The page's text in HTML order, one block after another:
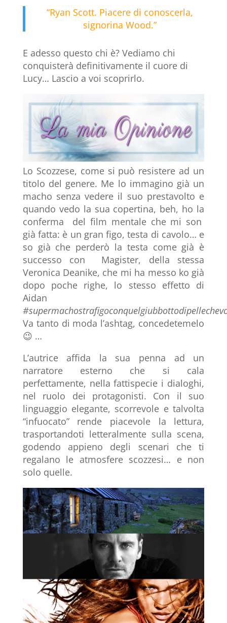
“Ryan Scott. Piacere di conoscerla,
signorina Wood.”
E adesso questo chi è? Vediamo chi
conquisterà definitivamente il cuore di
Lucy… Lascio a voi scoprirlo.
Lo Scozzese, come si può resistere ad un
titolo del genere. Me lo immagino già un
macho senza vedere il suo prestavolto e
quando vedo la sua copertina, beh, ho la
conferma del film mentale che mi son
già fatta: è un gran figo, testa di cavolo… e
so già che perderò la testa come già è
successo con Magister, della stessa
Veronica Deanike, che mi ha messo ko già
dopo poche righe, lo stesso effetto di
Aidan
Va tanto di moda l’ashtag, concedetemelo
😉 …
L’autrice affida la sua penna ad un
narratore esterno che si cala
perfettamente, nella fattispecie i dialoghi,
nel ruolo dei protagonisti. Con il suo
linguaggio elegante, scorrevole e talvolta
“infuocato” rende piacevole la lettura,
trasportandoti letteralmente sulla scena,
godendo appieno degli scenari che ti
regalano le atmosfere scozzesi… e non
solo quelle.